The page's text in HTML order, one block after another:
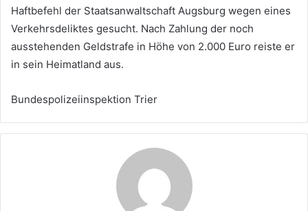
Haftbefehl der Staatsanwaltschaft Augsburg wegen eines
Verkehrsdeliktes gesucht. Nach Zahlung der noch
ausstehenden Geldstrafe in Höhe von 2.000 Euro reiste er
in sein Heimatland aus.
Bundespolizeiinspektion Trier